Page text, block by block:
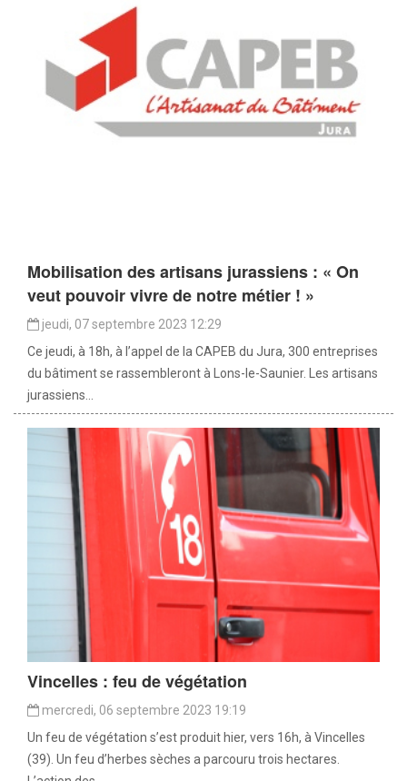
Mobilisation des artisans jurassiens : « On
veut pouvoir vivre de notre métier ! »
jeudi, 07 septembre 2023 12:29
Ce jeudi, à 18h, à l’appel de la CAPEB du Jura, 300 entreprises
du bâtiment se rassembleront à Lons-le-Saunier. Les artisans
jurassiens...
Vincelles : feu de végétation
mercredi, 06 septembre 2023 19:19
Un feu de végétation s’est produit hier, vers 16h, à Vincelles
(39). Un feu d’herbes sèches a parcouru trois hectares.